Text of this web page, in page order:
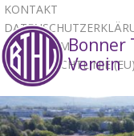
KONTAKT
IMPRESSUM
COOKIE-RICHTLINIE (EU)
Bonner
Verein